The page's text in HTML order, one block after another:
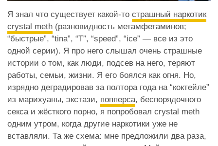
Я знал что существует какой-то страшный наркотик
crystal meth (разновидность метамфетаминов;
“быстрые”, “tina”, “T”, “speed”, “ice” — все из это
одной серии). Я про него слышал очень страшные
истории о том, как люди, подсев на него, теряют
работы, семьи, жизни. Я его боялся как огня. Но,
изрядно деградировав за полтора года на “коктейле”
из марихуаны, экстази, попперса, беспорядочного
секса и жёсткого порно, я попробовал crystal meth
одним утром, когда другие наркотики уже не
вставляли. Та же схема: мне предложили два раза,